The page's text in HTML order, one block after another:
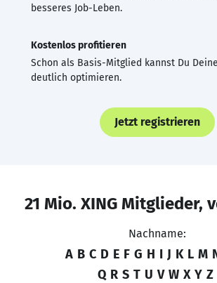
besseres Job-Leben.
Kostenlos profitieren
Schon als Basis-Mitglied kannst Du
deutlich optimieren.
Jetzt registrieren
21 Mio. XING Mitglieder,
Nachname:
A B C D E F G H I J K L M
Q R S T U V W X Y Z